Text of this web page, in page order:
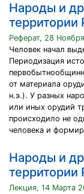
Народы и
территории
Реферат, 28
Человек начал
Периодизация
от материала
н.э.). У разных
или иных орудий
происходило не
человека и
Народы и
территории
Лекция, 14 Марта